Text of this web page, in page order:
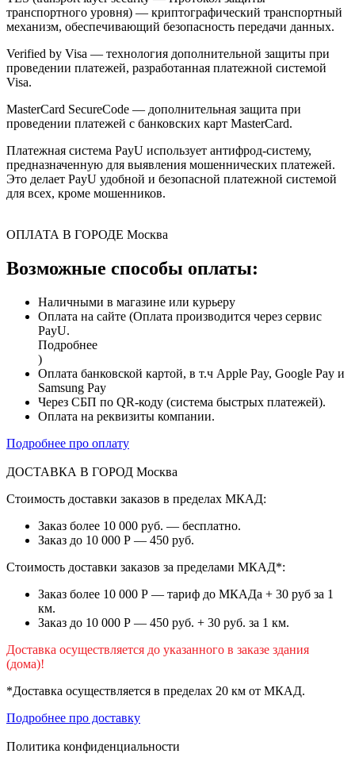
транспортного уровня) — криптографический транспортный
механизм, обеспечивающий безопасность передачи данных.
Verified by Visa — технология дополнительной защиты при
проведении платежей, разработанная платежной системой
Visa.
MasterCard SecureCode — дополнительная защита при
проведении платежей с банковских карт MasterCard.
Платежная система PayU использует антифрод-систему,
предназначенную для выявления мошеннических платежей.
Это делает PayU удобной и безопасной платежной системой
для всех, кроме мошенников.
ОПЛАТА В ГОРОДЕ Москва
Возможные способы оплаты:
Наличными в магазине или курьеру
Оплата на сайте (Оплата производится через сервис
PayU.
Подробнее
)
Оплата банковской картой, в т.ч Apple Pay, Google Pay и
Samsung Pay
Через СБП по QR-коду (система быстрых платежей).
Оплата на реквизиты компании.
Подробнее про оплату
ДОСТАВКА В ГОРОД Москва
Стоимость доставки заказов в пределах МКАД:
Заказ более 10 000 руб. — бесплатно.
Заказ до 10 000 Р — 450 руб.
Стоимость доставки заказов за пределами МКАД*:
Заказ более 10 000 Р — тариф до МКАДа + 30 руб за 1
км.
Заказ до 10 000 Р — 450 руб. + 30 руб. за 1 км.
Доставка осуществляется до указанного в заказе здания
(дома)!
*Доставка осуществляется в пределах 20 км от МКАД.
Подробнее про доставку
Политика конфиденциальности